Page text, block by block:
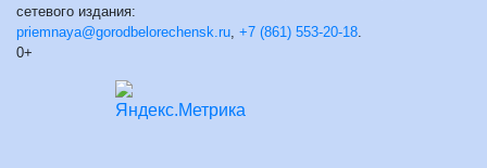
сетевого издания:
priemnaya@gorodbelorechensk.ru +7 (861) 553-20-18
0+